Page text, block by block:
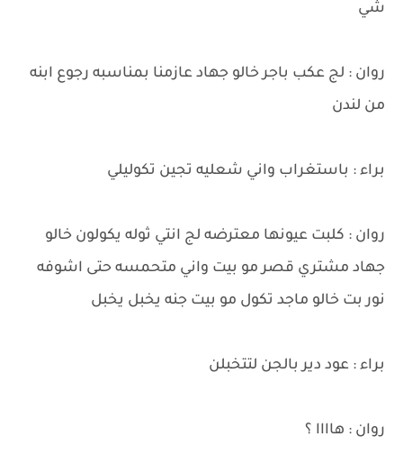
شي
روان : لج عكب باجر خالو جهاد عازمنا بمناسبه رجوع ابنه
من لندن
براء : باستغراب واني شعليه تجين تكوليلي
روان : كلبت عيونها معترضه لج انتي ثوله يكولون خالو
جهاد مشتري قصر مو بيت واني متحمسه حتى اشوفه
نور بت خالو ماجد تكول مو بيت جنه يخبل يخبل
براء : عود دير بالجن لتتخبلن
روان : هاااا ؟